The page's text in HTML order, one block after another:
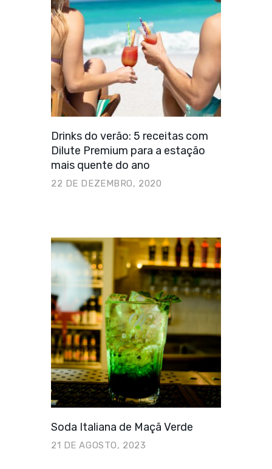
Drinks do verão: 5 receitas com
Dilute Premium para a estação
mais quente do ano
22 DE DEZEMBRO, 2020
Soda Italiana de Maçã Verde
21 DE AGOSTO, 2023